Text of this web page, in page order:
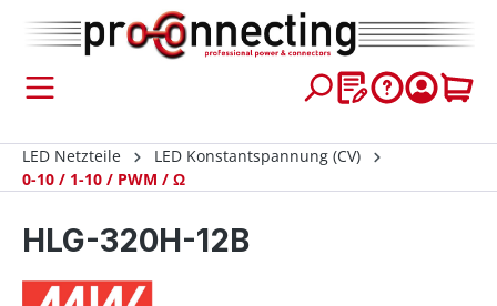
springen
LED Netzteile
LED Konstantspannung (CV)
0-10 / 1-10 / PWM / Ω
HLG-320H-12B